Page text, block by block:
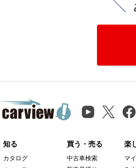
知る
カタログ
買う・売る
中古車検索
楽
マ